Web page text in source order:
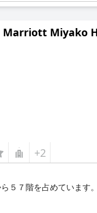
Marriott Miyako
+2
７階を占めていま